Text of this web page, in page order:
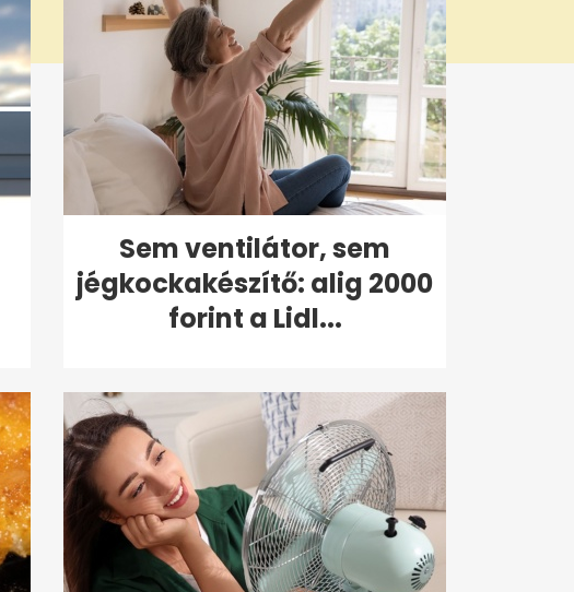
Sem ventilátor, sem
jégkockakészítő: alig 2000
forint a Lidl...